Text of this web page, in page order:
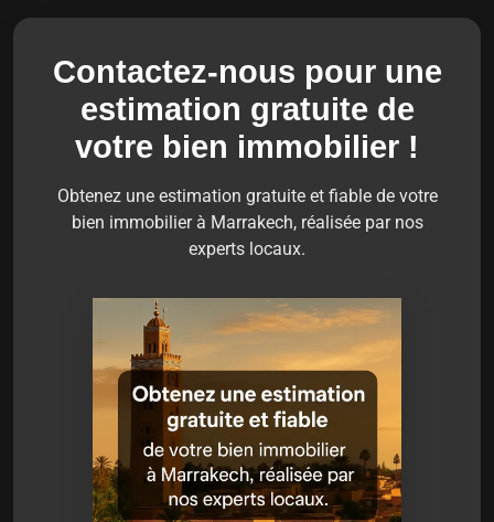
Contactez-nous pour une
estimation gratuite de
votre bien immobilier !
Obtenez une estimation gratuite et fiable de votre
bien immobilier à Marrakech, réalisée par nos
experts locaux.